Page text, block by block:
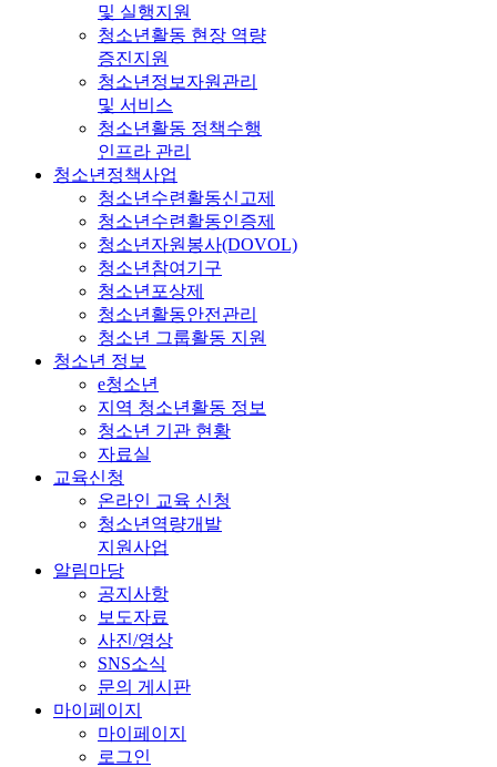
및 실행지원
청소년활동 현장 역량
증진지원
청소년정보자원관리
및 서비스
청소년활동 정책수행
인프라 관리
청소년정책사업
청소년수련활동신고제
청소년수련활동인증제
청소년자원봉사(DOVOL)
청소년참여기구
청소년포상제
청소년활동안전관리
청소년 그룹활동 지원
청소년 정보
e청소년
지역 청소년활동 정보
청소년 기관 현황
자료실
교육신청
온라인 교육 신청
청소년역량개발
지원사업
알림마당
공지사항
보도자료
사진/영상
SNS소식
문의 게시판
마이페이지
마이페이지
로그인